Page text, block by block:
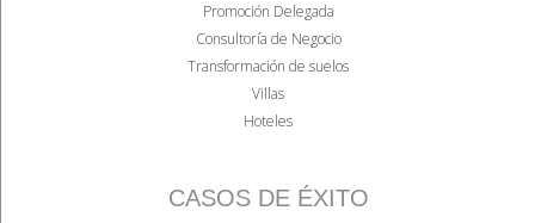
Promoción Delegada
Consultoría de Negocio
Transformación de suelos
Villas
Hoteles
CASOS DE ÉXITO